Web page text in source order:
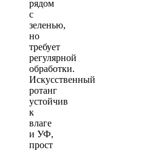
рядом
с
зеленью,
но
требует
регулярной
обработки.
Искусственный
ротанг
устойчив
к
влаге
и УФ,
прост